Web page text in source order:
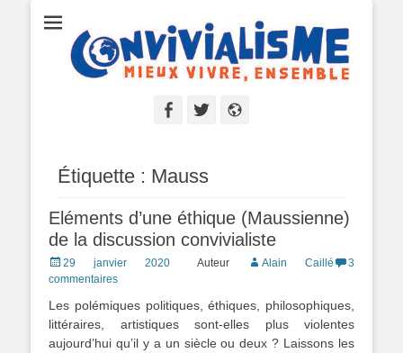
Convivialisme
Mieux vivre, ensemble
Facebook
Twitter
Étiquette : Mauss
Eléments d’une éthique (Maussienne)
de la discussion convivialiste
Posted
on
29 janvier 2020 Auteur Alain Caillé
3
commentaires
Les polémiques politiques, éthiques, philosophiques,
littéraires, artistiques sont-elles plus violentes
aujourd’hui qu’il y a un siècle ou deux ? Laissons les